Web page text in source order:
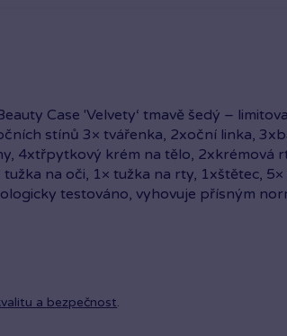
Case 'Velvety‘ tmavě šedý –
stínů 3× tvářenka, 2xoční linka,
4xtřpytkový krém na tělo, 2xkrémová
na oči, 1× tužka na rty, 1xštětec,
testováno, vyhovuje přísným
a bezpečnost.